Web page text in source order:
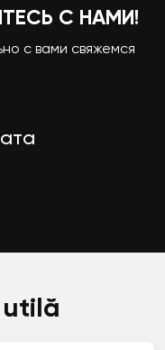
С НАМИ!
с вами свяжемся
utilă